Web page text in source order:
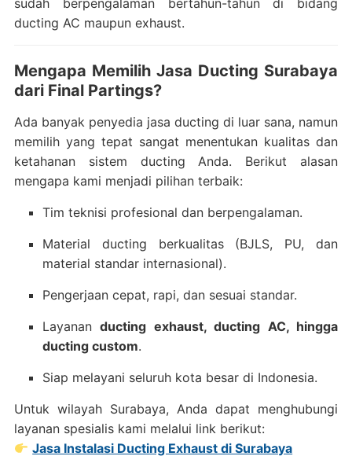
sudah berpengalaman bertahun-tahun di bidang
ducting AC maupun exhaust.
Mengapa Memilih Jasa Ducting Surabaya
dari Final Partings?
Ada banyak penyedia jasa ducting di luar sana, namun
memilih yang tepat sangat menentukan kualitas dan
ketahanan sistem ducting Anda. Berikut alasan
mengapa kami menjadi pilihan terbaik:
Tim teknisi profesional dan berpengalaman.
Material ducting berkualitas (BJLS, PU, dan
material standar internasional).
Pengerjaan cepat, rapi, dan sesuai standar.
Layananducting exhaust, ducting AC, hingga
ducting custom.
Siap melayani seluruh kota besar di Indonesia.
Untuk wilayah Surabaya, Anda dapat menghubungi
layanan spesialis kami melalui link berikut:
Jasa Instalasi Ducting Exhaust di Surabaya